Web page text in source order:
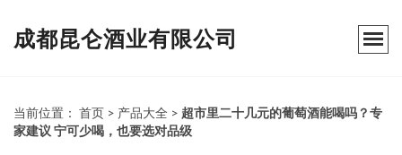
成都昆仑酒业有限公司
当前位置： 首页 > 产品大全 > 超市里二十几元的葡萄酒能喝吗？专
家建议 宁可少喝，也要选对品级